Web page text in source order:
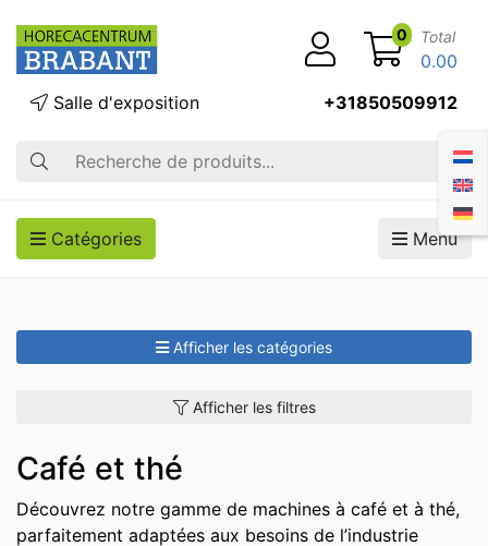
Recherche
Salle d'exposition +31850509912
0 Total
0.00
Catégories Menu
Afficher les catégories
Afficher les filtres
Café et thé
Découvrez notre gamme de machines à café et à thé,
parfaitement adaptées aux besoins de l’industrie